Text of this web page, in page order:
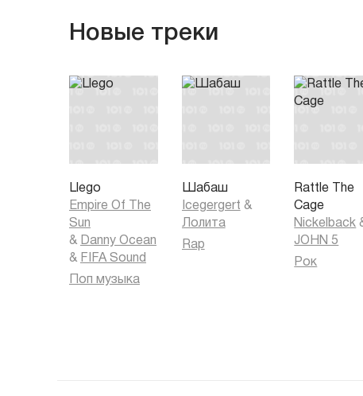
Новые треки
Llego
Empire Of The
Sun
& Danny Ocean
& FIFA Sound
Поп музыка
Шабаш
Icegergert &
Лолита
Rap
Rattle The
Cage
Nickelback
JOHN 5
Рок